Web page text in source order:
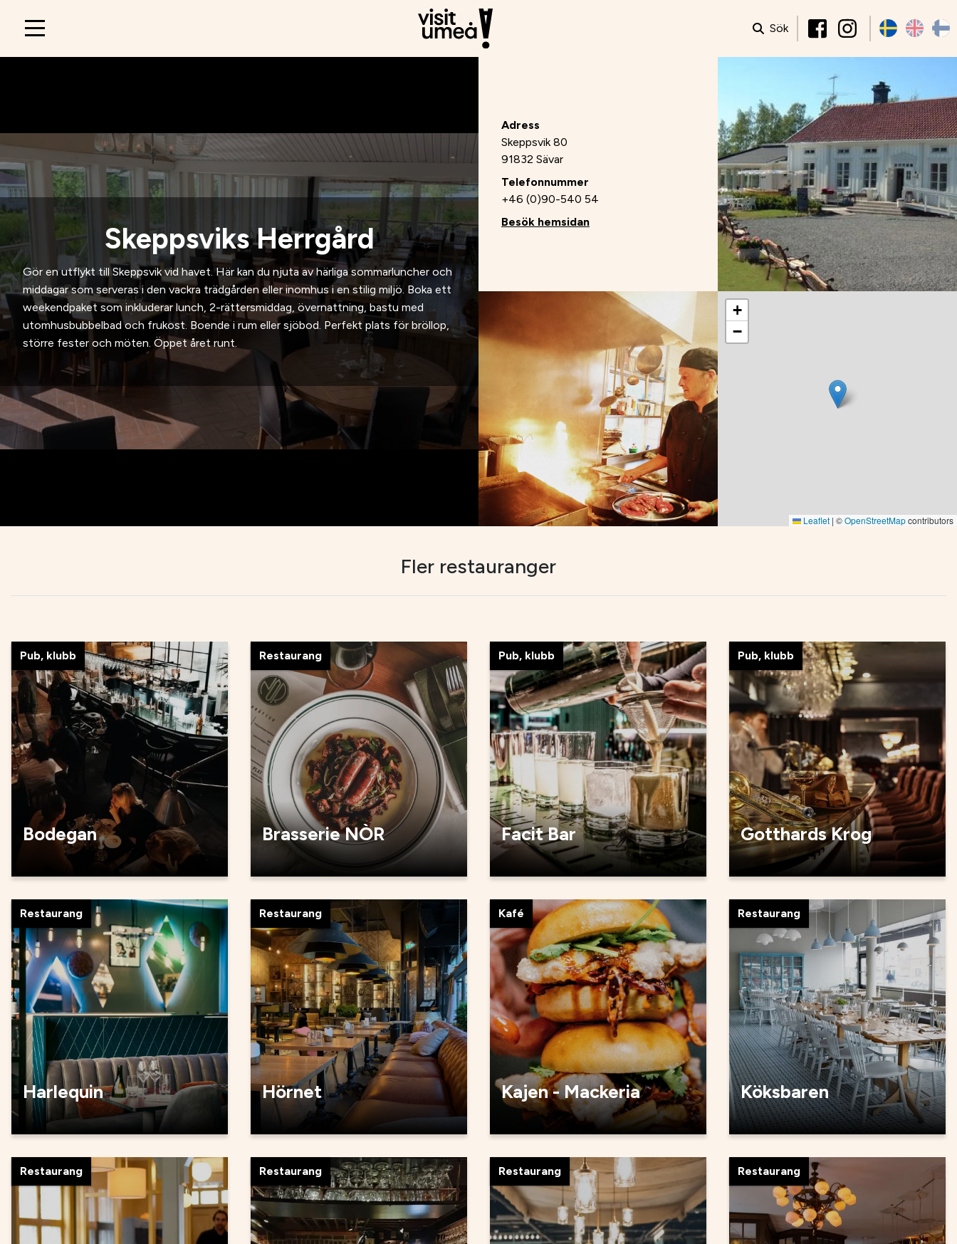
Main
Sök
Skeppsviks Herrgård
Gör en utflykt till Skeppsvik vid havet. Här kan du njuta av härliga sommarluncher och
middagar som serveras i den vackra trädgården eller inomhus i en stilig miljö. Boka ett
weekendpaket som inkluderar lunch, 2-rättersmiddag, övernattning, bastu med
utomhusbubbelbad och frukost. Boende i rum eller sjöbod. Perfekt plats för bröllop,
större fester och möten. Öppet året runt.
Adress
Skeppsvik 80
91832 Sävar
Telefonnummer
+46 (0)90-540 54
Besök hemsidan
+
−
Leaflet | ©OpenStreetMapcontributors
Fler restauranger
Pub, klubb
Bodegan
Restaurang
Brasserie NÒR
Pub, klubb
Facit Bar
Pub, klubb
Gotthards Krog
Restaurang
Harlequin
Restaurang
Hörnet
Kafé
Kajen - Mackeria
Restaurang
Köksbaren
Restaurang Restaurang Restaurang Restaurang